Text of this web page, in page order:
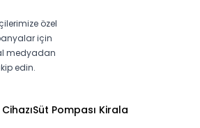
özel
için
medyadan
edin.
Süt Pompası Kirala